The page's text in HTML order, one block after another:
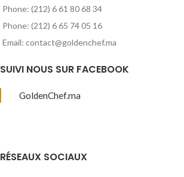
Phone: (212) 6 61 80 68 34
Phone: (212) 6 65 74 05 16
Email: contact@goldenchef.ma
SUIVI NOUS SUR FACEBOOK
GoldenChef.ma
RÉSEAUX SOCIAUX